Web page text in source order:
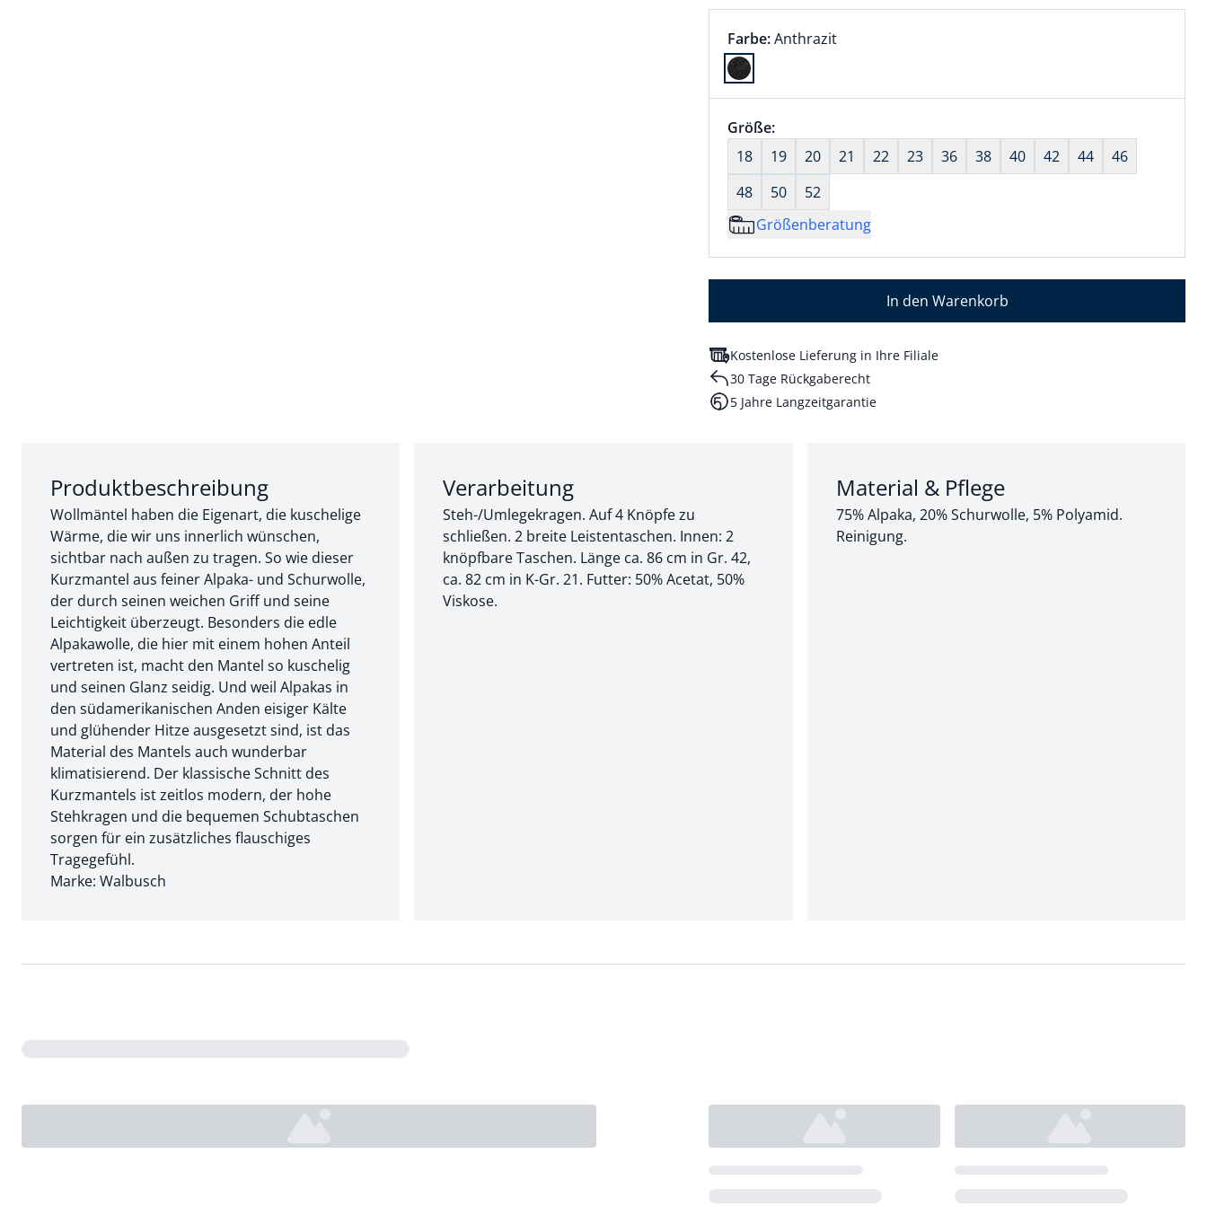
Farbauswahl:
Farbe:aktuell ausgewählt:
Anthrazit
Farbe Anthrazit ausgewählt
Größenauswahl:
Größe:nichts ausgewählt
18
19 20 21 22 23 36 38 40 42 44
46
48
50
52
Größenberatung
In den Warenkorb
Kostenlose Lieferung in Ihre Filiale
30 Tage Rückgaberecht
5 Jahre Langzeitgarantie
Abschnitt 1 von 3:
Produktbeschreibung
Wollmäntel haben die Eigenart, die kuschelige
Wärme, die wir uns innerlich wünschen,
sichtbar nach außen zu tragen. So wie dieser
Kurzmantel aus feiner Alpaka- und Schurwolle,
der durch seinen weichen Griff und seine
Leichtigkeit überzeugt. Besonders die edle
Alpakawolle, die hier mit einem hohen Anteil
vertreten ist, macht den Mantel so kuschelig
und seinen Glanz seidig. Und weil Alpakas in
den südamerikanischen Anden eisiger Kälte
und glühender Hitze ausgesetzt sind, ist das
Material des Mantels auch wunderbar
klimatisierend. Der klassische Schnitt des
Kurzmantels ist zeitlos modern, der hohe
Stehkragen und die bequemen Schubtaschen
sorgen für ein zusätzliches flauschiges
Tragegefühl.
Marke: Walbusch
Abschnitt 2 von 3:
Verarbeitung
Steh-/Umlegekragen. Auf 4 Knöpfe zu
schließen. 2 breite Leistentaschen. Innen: 2
knöpfbare Taschen. Länge ca. 86 cm in Gr. 42,
ca. 82 cm in K-Gr. 21. Futter: 50% Acetat, 50%
Viskose.
Abschnitt 3 von 3:
Material & Pflege
75% Alpaka, 20% Schurwolle, 5% Polyamid.
Reinigung.